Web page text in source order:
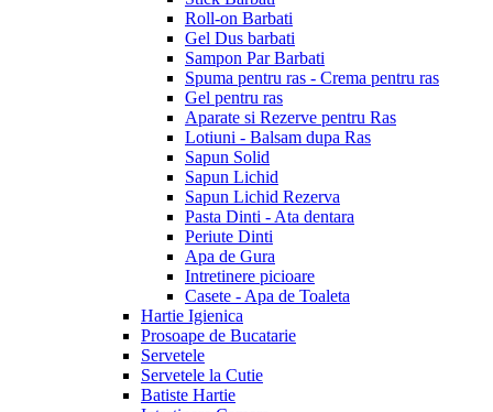
Roll-on Barbati
Gel Dus barbati
Sampon Par Barbati
Spuma pentru ras - Crema pentru ras
Gel pentru ras
Aparate si Rezerve pentru Ras
Lotiuni - Balsam dupa Ras
Sapun Solid
Sapun Lichid
Sapun Lichid Rezerva
Pasta Dinti - Ata dentara
Periute Dinti
Apa de Gura
Intretinere picioare
Casete - Apa de Toaleta
Hartie Igienica
Prosoape de Bucatarie
Servetele
Servetele la Cutie
Batiste Hartie